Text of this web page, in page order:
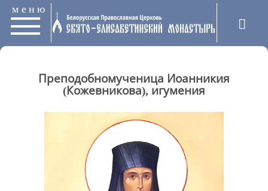
меню
Преподобномученица Иоанникия
(Кожевникова), игумения